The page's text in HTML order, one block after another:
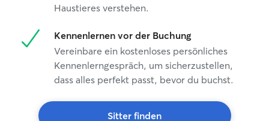
Haustieres verstehen.
Kennenlernen vor der Buchung
Vereinbare ein kostenloses persönliches
Kennenlerngespräch, um sicherzustellen,
dass alles perfekt passt, bevor du buchst.
Sitter finden